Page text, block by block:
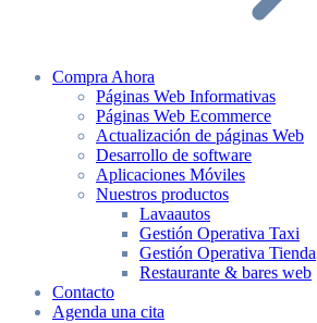
Compra Ahora
Páginas Web Informativas
Páginas Web Ecommerce
Actualización de páginas Web
Desarrollo de software
Aplicaciones Móviles
Nuestros productos
Lavaautos
Gestión Operativa Taxi
Gestión Operativa Tienda
Restaurante & bares web
Contacto
Agenda una cita